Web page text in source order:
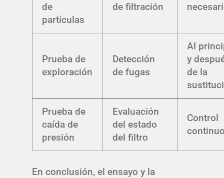
de
partículas
de filtración
Prueba de
exploración
Detección
de fugas
Al
y
de la
Prueba de
caída de
presión
Evaluación
del estado
del filtro
Control
En conclusión, el ensayo y la